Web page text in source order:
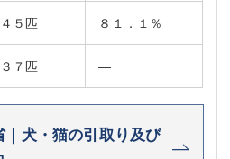
５匹 ８１．１％
７匹 ―
犬・猫の引取り及び